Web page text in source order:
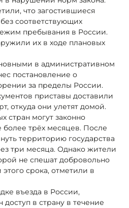
что загостившиеся
соответствующих
пребывания в России.
их в ходе плановых
в административном
постановление о
за пределы России.
приставы доставили
откуда они улетят домой.
стран могут законно
более трёх месяцев. После
территорию государства
три месяца. Однако жители
не спешат добровольно
срока, отметили в
въезда в России,
в страну в течение